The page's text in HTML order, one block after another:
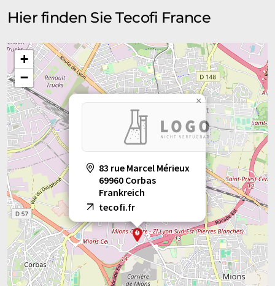
Hier finden Sie Tecofi France
83 rue Marcel Mérieux
69960 Corbas
Frankreich
tecofi.fr
×
+
−